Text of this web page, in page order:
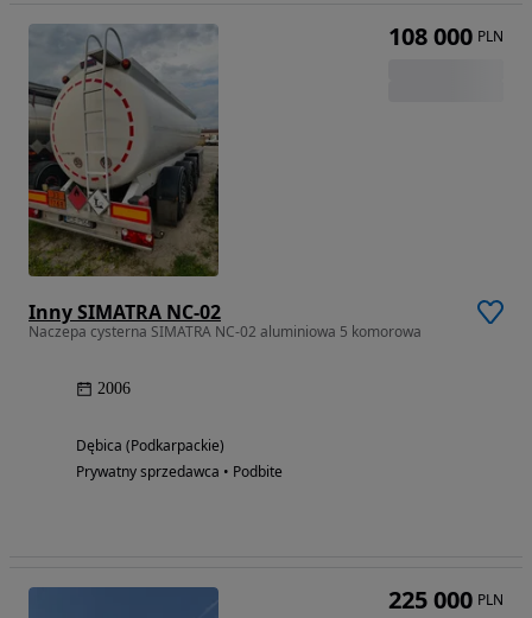
Inny SIMATRA NC-02
Naczepa cysterna SIMATRA NC-02 aluminiowa 5 komorowa
2006
Dębica (Podkarpackie)
Prywatny sprzedawca • Podbite
108 000 PLN
225 000 PLN